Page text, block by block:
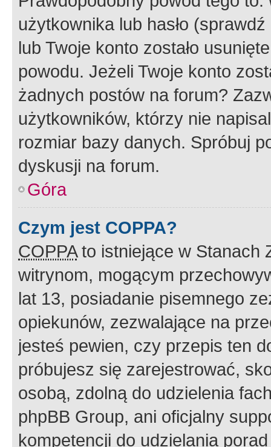
użytkownika lub hasło
lub Twoje konto zostało
powodu. Jeżeli Twoje konto
żadnych postów na forum?
użytkowników, którzy nie
rozmiar bazy danych. Spróbuj
dyskusji na forum.
Góra
Czym jest COPPA?
COPPAto istniejące w Stanach
witrynom, mogącym
lat 13, posiadanie pisemnego
opiekunów, zezwalające na
jesteś pewien, czy przepis ten
próbujesz się zarejestrować,
osobą, zdolną do udzielenia
phpBB Group, ani oficjalny
kompetencji do udzielania